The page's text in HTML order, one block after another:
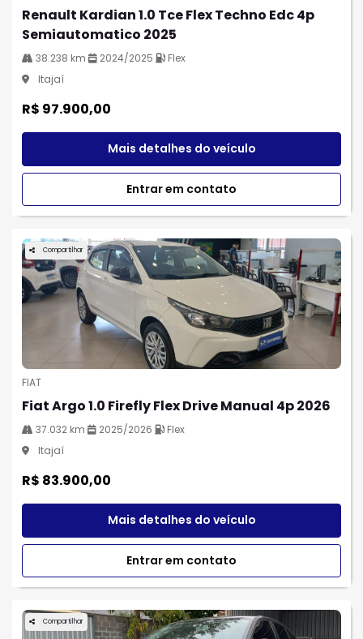
Renault Kardian 1.0 Tce Flex Techno Edc 4p
Semiautomatico 2025
38.238 km 2024/2025
Flex
Itajaí
R$ 97.900,00
Mais detalhes do veículo
Entrar em contato
Compartilhar
FIAT
Fiat Argo 1.0 Firefly Flex Drive Manual 4p 2026
37.032 km 2025/2026
Flex
Itajaí
R$ 83.900,00
Mais detalhes do veículo
Entrar em contato
Compartilhar